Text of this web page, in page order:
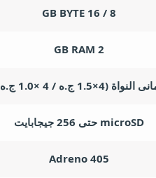
8 / 16
GB BYTE
2
GB RAM
النواة (4×1.5 ج.ه / 4 ×1.0 ج.ه)
microSD حتى 256 جيجابايت
Adreno 405